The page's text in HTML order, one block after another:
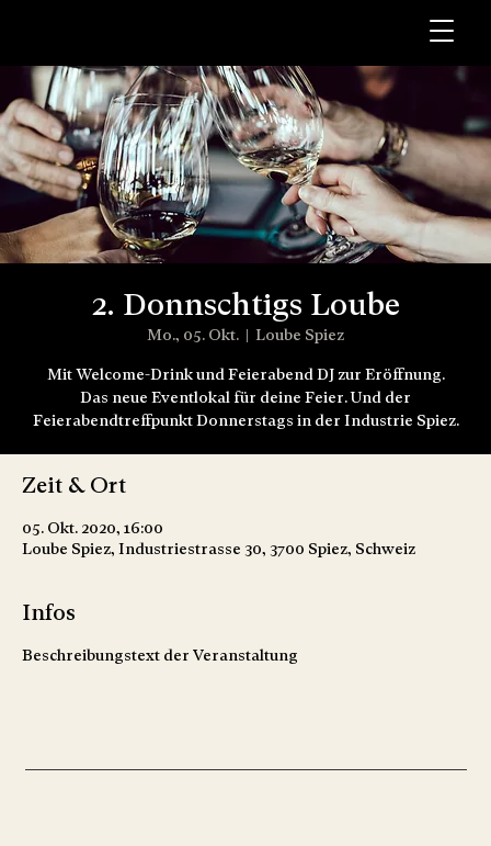
2. Donnschtigs Loube
Mo., 05. Okt.
  |
Loube Spiez
Mit Welcome-Drink und Feierabend DJ zur Eröffnung.
Das neue Eventlokal für deine Feier. Und der
Feierabendtreffpunkt Donnerstags in der Industrie Spiez.
Zeit & Ort
05. Okt. 2020, 16:00
Loube Spiez, Industriestrasse 30, 3700 Spiez, Schweiz
Infos
Beschreibungstext der Veranstaltung